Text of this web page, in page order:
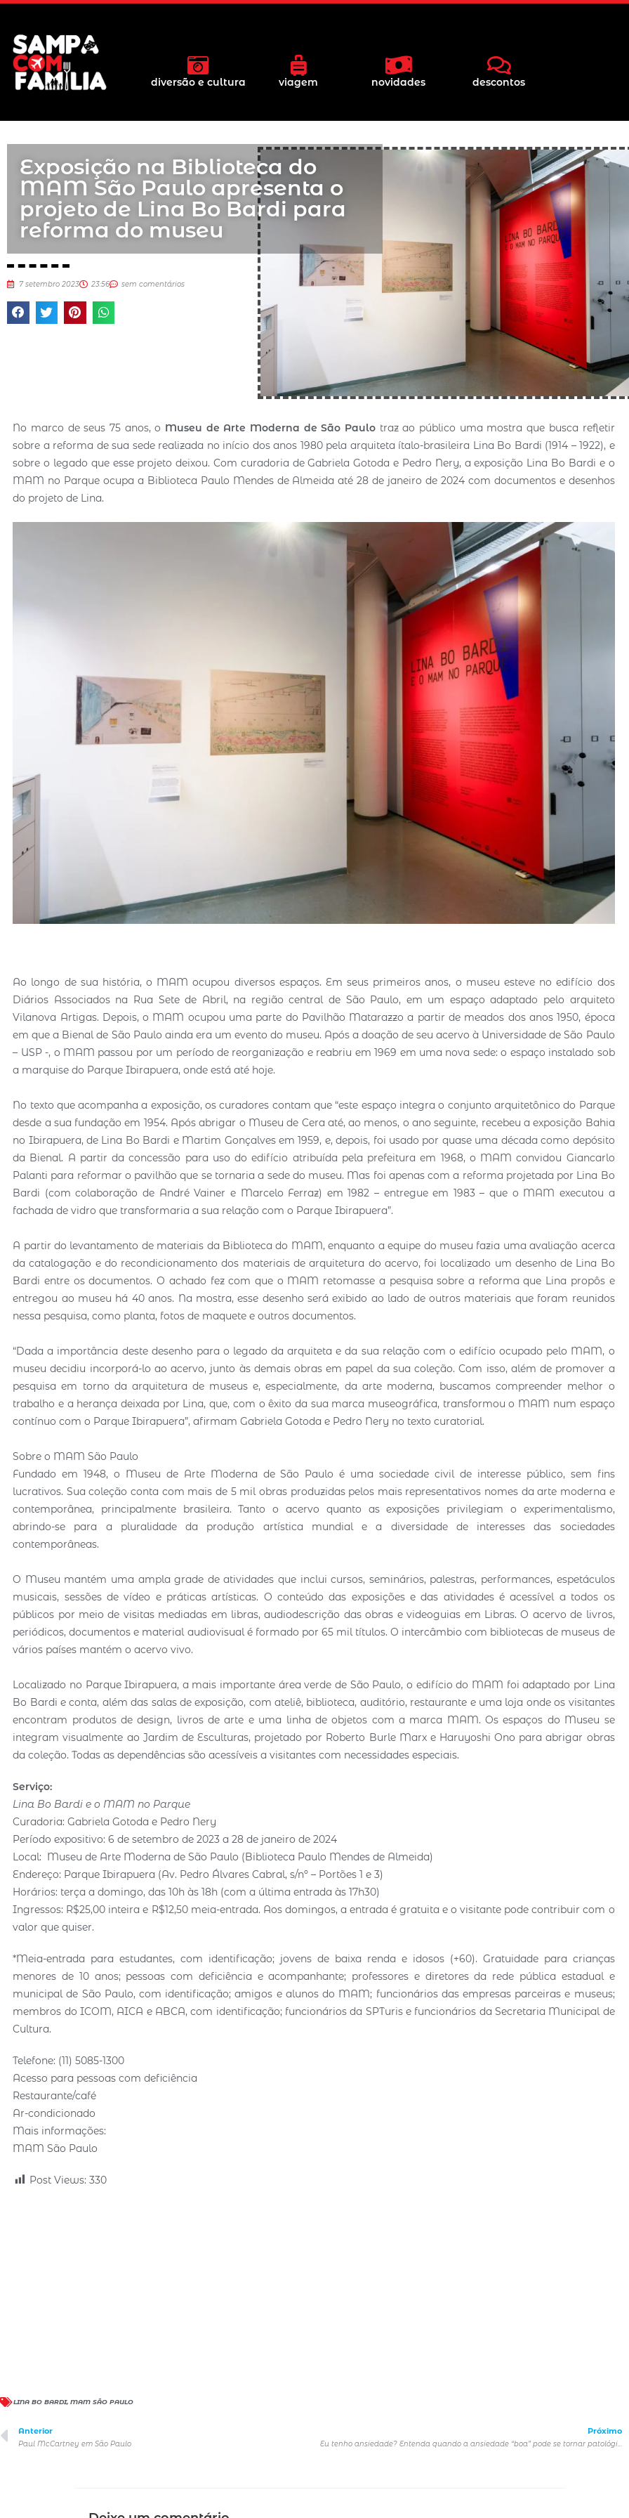
diversão e cultura viagem novidades descontos
Exposição na Biblioteca do
MAM São Paulo apresenta o
projeto de Lina Bo Bardi para
reforma do museu
7 setembro 2023 23:56 sem comentários
No marco de seus 75 anos, o Museu de Arte Moderna de São Paulo traz ao público uma mostra que busca refletir
sobre a reforma de sua sede realizada no início dos anos 1980 pela arquiteta ítalo-brasileira Lina Bo Bardi (1914 – 1922), e
sobre o legado que esse projeto deixou. Com curadoria de Gabriela Gotoda e Pedro Nery, a exposição Lina Bo Bardi e o
MAM no Parque ocupa a Biblioteca Paulo Mendes de Almeida até 28 de janeiro de 2024 com documentos e desenhos
do projeto de Lina.
Ao longo de sua história, o MAM ocupou diversos espaços. Em seus primeiros anos, o museu esteve no edifício dos
Diários Associados na Rua Sete de Abril, na região central de São Paulo, em um espaço adaptado pelo arquiteto
Vilanova Artigas. Depois, o MAM ocupou uma parte do Pavilhão Matarazzo a partir de meados dos anos 1950, época
em que a Bienal de São Paulo ainda era um evento do museu. Após a doação de seu acervo à Universidade de São Paulo
– USP -, o MAM passou por um período de reorganização e reabriu em 1969 em uma nova sede: o espaço instalado sob
a marquise do Parque Ibirapuera, onde está até hoje.
No texto que acompanha a exposição, os curadores contam que “este espaço integra o conjunto arquitetônico do Parque
desde a sua fundação em 1954. Após abrigar o Museu de Cera até, ao menos, o ano seguinte, recebeu a exposição Bahia
no Ibirapuera, de Lina Bo Bardi e Martim Gonçalves em 1959, e, depois, foi usado por quase uma década como depósito
da Bienal. A partir da concessão para uso do edifício atribuída pela prefeitura em 1968, o MAM convidou Giancarlo
Palanti para reformar o pavilhão que se tornaria a sede do museu. Mas foi apenas com a reforma projetada por Lina Bo
Bardi (com colaboração de André Vainer e Marcelo Ferraz) em 1982 – entregue em 1983 – que o MAM executou a
fachada de vidro que transformaria a sua relação com o Parque Ibirapuera”.
A partir do levantamento de materiais da Biblioteca do MAM, enquanto a equipe do museu fazia uma avaliação acerca
da catalogação e do recondicionamento dos materiais de arquitetura do acervo, foi localizado um desenho de Lina Bo
Bardi entre os documentos. O achado fez com que o MAM retomasse a pesquisa sobre a reforma que Lina propôs e
entregou ao museu há 40 anos. Na mostra, esse desenho será exibido ao lado de outros materiais que foram reunidos
nessa pesquisa, como planta, fotos de maquete e outros documentos.
“Dada a importância deste desenho para o legado da arquiteta e da sua relação com o edifício ocupado pelo MAM, o
museu decidiu incorporá-lo ao acervo, junto às demais obras em papel da sua coleção. Com isso, além de promover a
pesquisa em torno da arquitetura de museus e, especialmente, da arte moderna, buscamos compreender melhor o
trabalho e a herança deixada por Lina, que, com o êxito da sua marca museográfica, transformou o MAM num espaço
contínuo com o Parque Ibirapuera”, afirmam Gabriela Gotoda e Pedro Nery no texto curatorial.
Sobre o MAM São Paulo
Fundado em 1948, o Museu de Arte Moderna de São Paulo é uma sociedade civil de interesse público, sem fins
lucrativos. Sua coleção conta com mais de 5 mil obras produzidas pelos mais representativos nomes da arte moderna e
contemporânea, principalmente brasileira. Tanto o acervo quanto as exposições privilegiam o experimentalismo,
abrindo-se para a pluralidade da produção artística mundial e a diversidade de interesses das sociedades
contemporâneas.
O Museu mantém uma ampla grade de atividades que inclui cursos, seminários, palestras, performances, espetáculos
musicais, sessões de vídeo e práticas artísticas. O conteúdo das exposições e das atividades é acessível a todos os
públicos por meio de visitas mediadas em libras, audiodescrição das obras e videoguias em Libras. O acervo de livros,
periódicos, documentos e material audiovisual é formado por 65 mil títulos. O intercâmbio com bibliotecas de museus de
vários países mantém o acervo vivo.
Localizado no Parque Ibirapuera, a mais importante área verde de São Paulo, o edifício do MAM foi adaptado por Lina
Bo Bardi e conta, além das salas de exposição, com ateliê, biblioteca, auditório, restaurante e uma loja onde os visitantes
encontram produtos de design, livros de arte e uma linha de objetos com a marca MAM. Os espaços do Museu se
integram visualmente ao Jardim de Esculturas, projetado por Roberto Burle Marx e Haruyoshi Ono para abrigar obras
da coleção. Todas as dependências são acessíveis a visitantes com necessidades especiais.
Serviço:
Lina Bo Bardi e o MAM no Parque
Curadoria: Gabriela Gotoda e Pedro Nery
Período expositivo: 6 de setembro de 2023 a 28 de janeiro de 2024
Local: Museu de Arte Moderna de São Paulo (Biblioteca Paulo Mendes de Almeida)
Endereço: Parque Ibirapuera (Av. Pedro Álvares Cabral, s/nº – Portões 1 e 3)
Horários: terça a domingo, das 10h às 18h (com a última entrada às 17h30)
Ingressos: R$25,00 inteira e R$12,50 meia-entrada. Aos domingos, a entrada é gratuita e o visitante pode contribuir com o
valor que quiser.
*Meia-entrada para estudantes, com identificação; jovens de baixa renda e idosos (+60). Gratuidade para crianças
menores de 10 anos; pessoas com deficiência e acompanhante; professores e diretores da rede pública estadual e
municipal de São Paulo, com identificação; amigos e alunos do MAM; funcionários das empresas parceiras e museus;
membros do ICOM, AICA e ABCA, com identificação; funcionários da SPTuris e funcionários da Secretaria Municipal de
Cultura.
Telefone: (11) 5085-1300
Acesso para pessoas com deficiência
Restaurante/café
Ar-condicionado
Mais informações:
MAM São Paulo
Post Views: 330
LINA BO BARDI, MAM SÃO PAULO
Anterior
Paul McCartney em São Paulo
Próximo